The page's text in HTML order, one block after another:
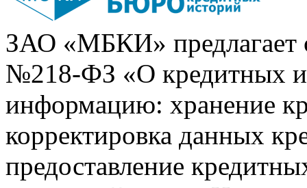
ЗАО «МБКИ» предлагает
№218-ФЗ «О кредитных
информацию: хранение
корректировка данных
предоставление